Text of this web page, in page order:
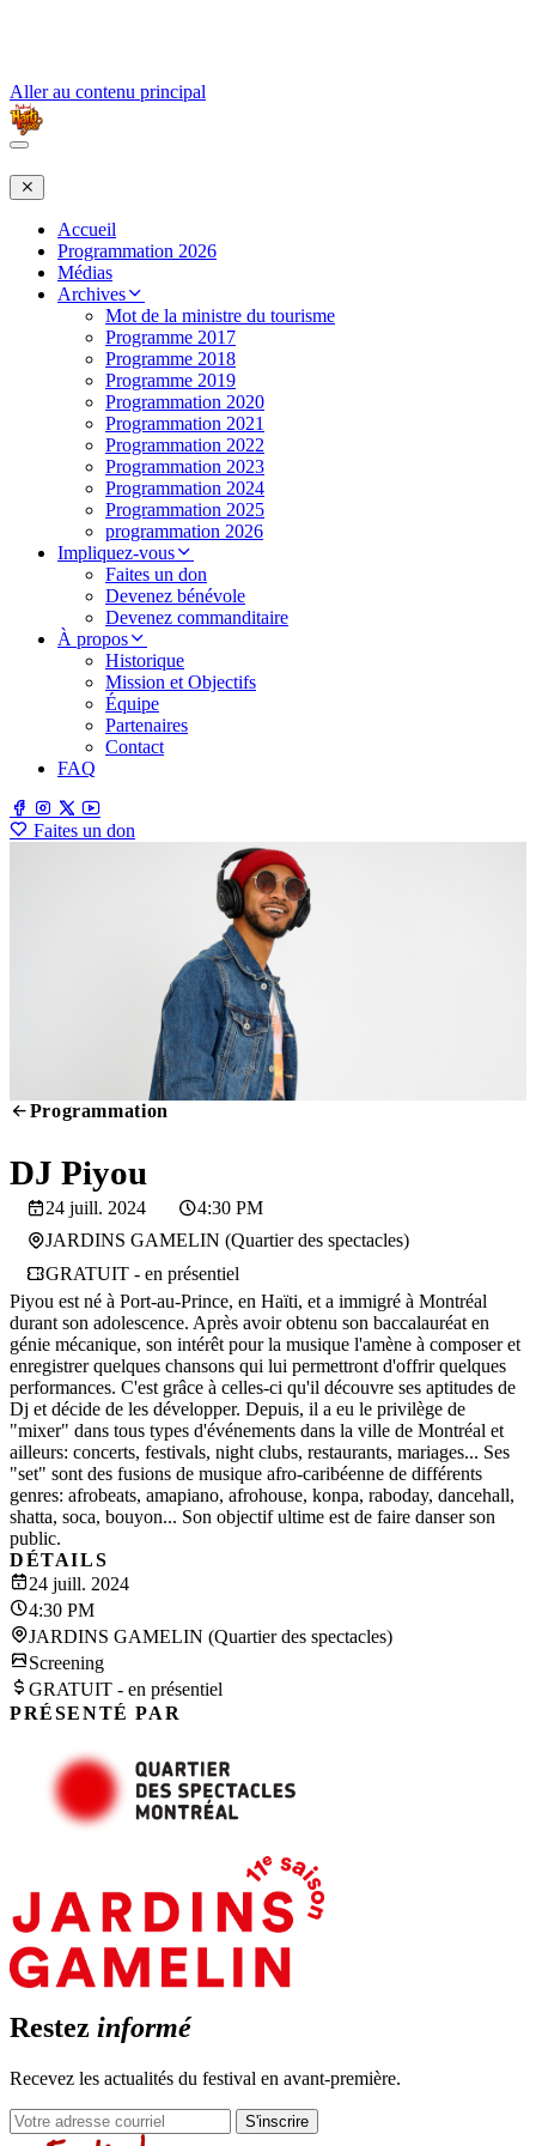
Aller au contenu principal
Accueil
Programmation 2026
Médias
Archives
Mot de la ministre du tourisme
Programme 2017
Programme 2018
Programme 2019
Programmation 2020
Programmation 2021
Programmation 2022
Programmation 2023
Programmation 2024
Programmation 2025
programmation 2026
Impliquez-vous
Faites un don
Devenez bénévole
Devenez commanditaire
À propos
Historique
Mission et Objectifs
Équipe
Partenaires
Contact
FAQ
Faites un don
Programmation
DJ Piyou
24 juill. 2024
4:30 PM
JARDINS GAMELIN (Quartier des spectacles)
GRATUIT - en présentiel
Piyou est né à Port-au-Prince, en Haïti, et a immigré à Montréal
durant son adolescence. Après avoir obtenu son baccalauréat en
génie mécanique, son intérêt pour la musique l'amène à composer et
enregistrer quelques chansons qui lui permettront d'offrir quelques
performances. C'est grâce à celles-ci qu'il découvre ses aptitudes de
Dj et décide de les développer. Depuis, il a eu le privilège de
"mixer" dans tous types d'événements dans la ville de Montréal et
ailleurs: concerts, festivals, night clubs, restaurants, mariages... Ses
"set" sont des fusions de musique afro-caribéenne de différents
genres: afrobeats, amapiano, afrohouse, konpa, raboday, dancehall,
shatta, soca, bouyon... Son objectif ultime est de faire danser son
public.
DÉTAILS
24 juill. 2024
4:30 PM
JARDINS GAMELIN (Quartier des spectacles)
Screening
GRATUIT - en présentiel
PRÉSENTÉ PAR
Restez informé
Recevez les actualités du festival en avant-première.
S'inscrire